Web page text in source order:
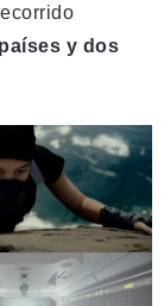
y dos